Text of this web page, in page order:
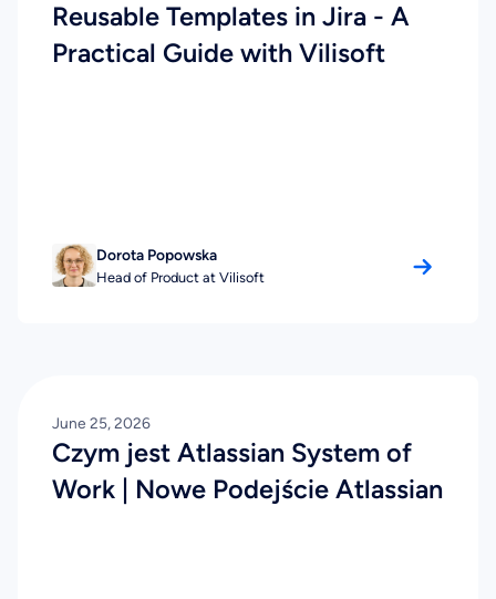
Reusable Templates in Jira - A
Practical Guide with Vilisoft
Dorota Popowska
Head of Product at Vilisoft
June 25, 2026
Czym jest Atlassian System of
Work | Nowe Podejście Atlassian